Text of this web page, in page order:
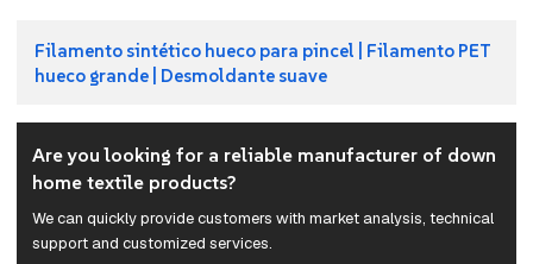
Filamento sintético hueco para pincel | Filamento PET
hueco grande | Desmoldante suave
Are you looking for a reliable manufacturer of down
home textile products?
We can quickly provide customers with market analysis, technical
support and customized services.